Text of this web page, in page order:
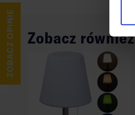
Zobacz również